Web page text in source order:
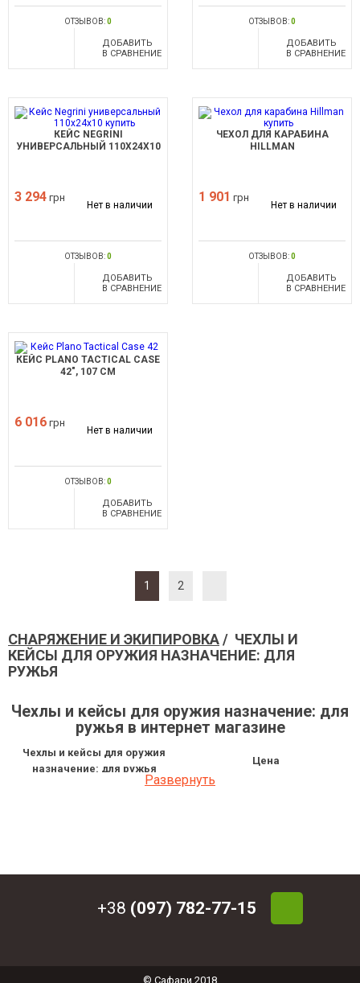
ОТЗЫВОВ:0
ДОБАВИТЬ
В СРАВНЕНИЕ
ОТЗЫВОВ:0
ДОБАВИТЬ
В СРАВНЕНИЕ
КЕЙС NEGRINI
УНИВЕРСАЛЬНЫЙ 110X24X10
3 294 грн
Нет в наличии
ОТЗЫВОВ:0
ДОБАВИТЬ
В СРАВНЕНИЕ
ЧЕХОЛ ДЛЯ КАРАБИНА
HILLMAN
1 901 грн
Нет в наличии
ОТЗЫВОВ:0
ДОБАВИТЬ
В СРАВНЕНИЕ
КЕЙС PLANO TACTICAL CASE
42", 107 СМ
6 016 грн
Нет в наличии
ОТЗЫВОВ:0
ДОБАВИТЬ
В СРАВНЕНИЕ
1 2
СНАРЯЖЕНИЕ И ЭКИПИРОВКА/ ЧЕХЛЫ И
КЕЙСЫ ДЛЯ ОРУЖИЯ НАЗНАЧЕНИЕ: ДЛЯ
РУЖЬЯ
Чехлы и кейсы для оружия назначение: для
ружья в интернет магазине
Чехлы и кейсы для оружия
назначение: для ружья
Цена
Защитный колпачок для ствола
3 408.48 грн
Crin
2 065.50 грн
Развернуть
+38 (097) 782-77-15
© Сафари 2018